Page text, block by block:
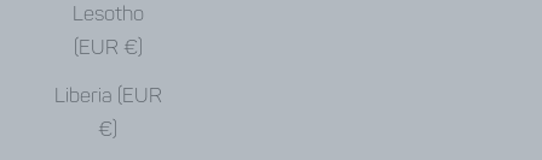
Lesotho
(EUR €)
Liberia (EUR
€)